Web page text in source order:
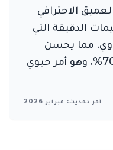
الاحترافي
الدقيقة التي
مما يحسن
جودة الهواء الداخلي بنسبة 70%، وهو أمر حيوي
آخر تحديث: فبراير 2026